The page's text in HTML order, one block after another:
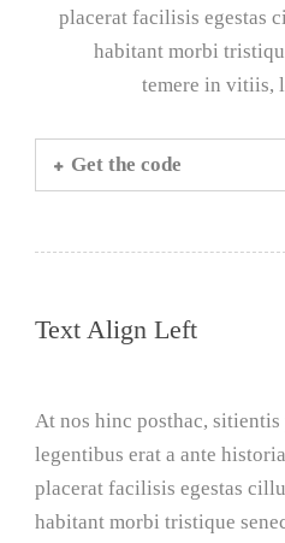
placerat facilisis egestas
habitant morbi
temere in vitiis,
Get the code
Text Align Left
At nos hinc posthac,
legentibus erat a ante
placerat facilisis egestas
habitant morbi tristique